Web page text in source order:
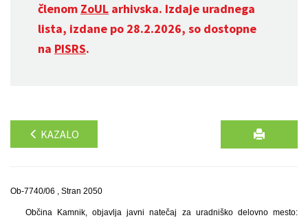
členom ZoUL arhivska. Izdaje uradnega
lista, izdane po 28.2.2026, so dostopne
na PISRS.
KAZALO
Ob-7740/06 , Stran 2050
Občina Kamnik, objavlja javni natečaj za uradniško delovno mesto: